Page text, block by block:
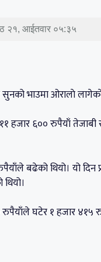
२१, आईतवार ०५:३५
सुनको भाउमा ओरालाे
हजार ६०० रुपैयाँ
बढेको थियो। यो
रुपैयाँले घटेर १ हजार